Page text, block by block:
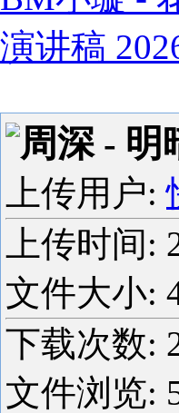
演讲稿
周深 - 明
上传用户:
上传时间:
文件大小:
下载次数:
文件浏览: